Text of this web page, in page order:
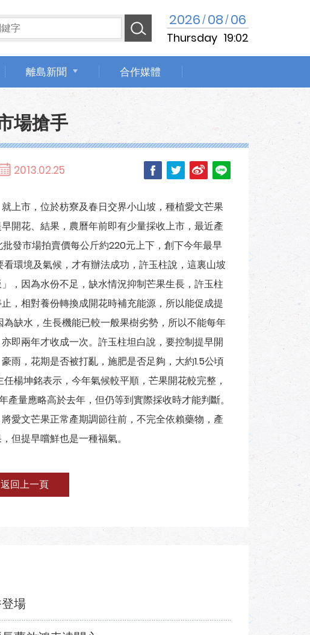
2026/08/06
Thursday 19:02
離島新聞 合作媒體
場搶手
2013.02.25
上市，位於枋寮及春日交界小山坡，種植愛文芒果
開花、結果，農曆年前即有少量採收上市，最近產
發市場拍賣價每公斤約220元上下，創下今年最早
環境及氣候，才有辦法成功，許玉柱說，這裏山坡
，因為水份不足，缺水情況抑制芒果生長，許玉柱
，相對養份轉換成開花時補充能源，所以能促成提
缺水，生長機能已較一般果樹劣勢，所以不能每年
即兩年才收成一次。許玉柱坦白說，要控制提早開
雨，花期是否被打亂，施肥是否足夠，大約1.5公頃
楊坤銘表示，今年氣候較平順，芒果開花較完整，
量應略高於去年，但仍等到實際採收時才能判斷。
愛文芒果正常產期調節往前，不完全依賴藥物，產
但提早嚐鮮也是一種福氣。
返回上一頁
場